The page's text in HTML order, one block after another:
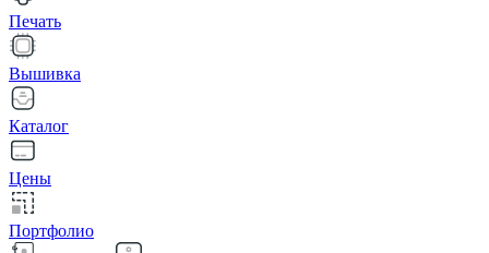
Печать
Вышивка
Каталог
Цены
Портфолио